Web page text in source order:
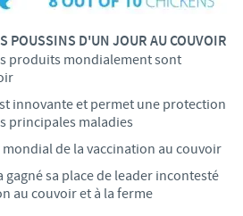
POUSSINS D'UN JOUR AU COUVOIR
produits mondialement sont
innovante et permet une protection
principales maladies
mondial de la vaccination au couvoir
gagné sa place de leader incontesté
au couvoir et à la ferme